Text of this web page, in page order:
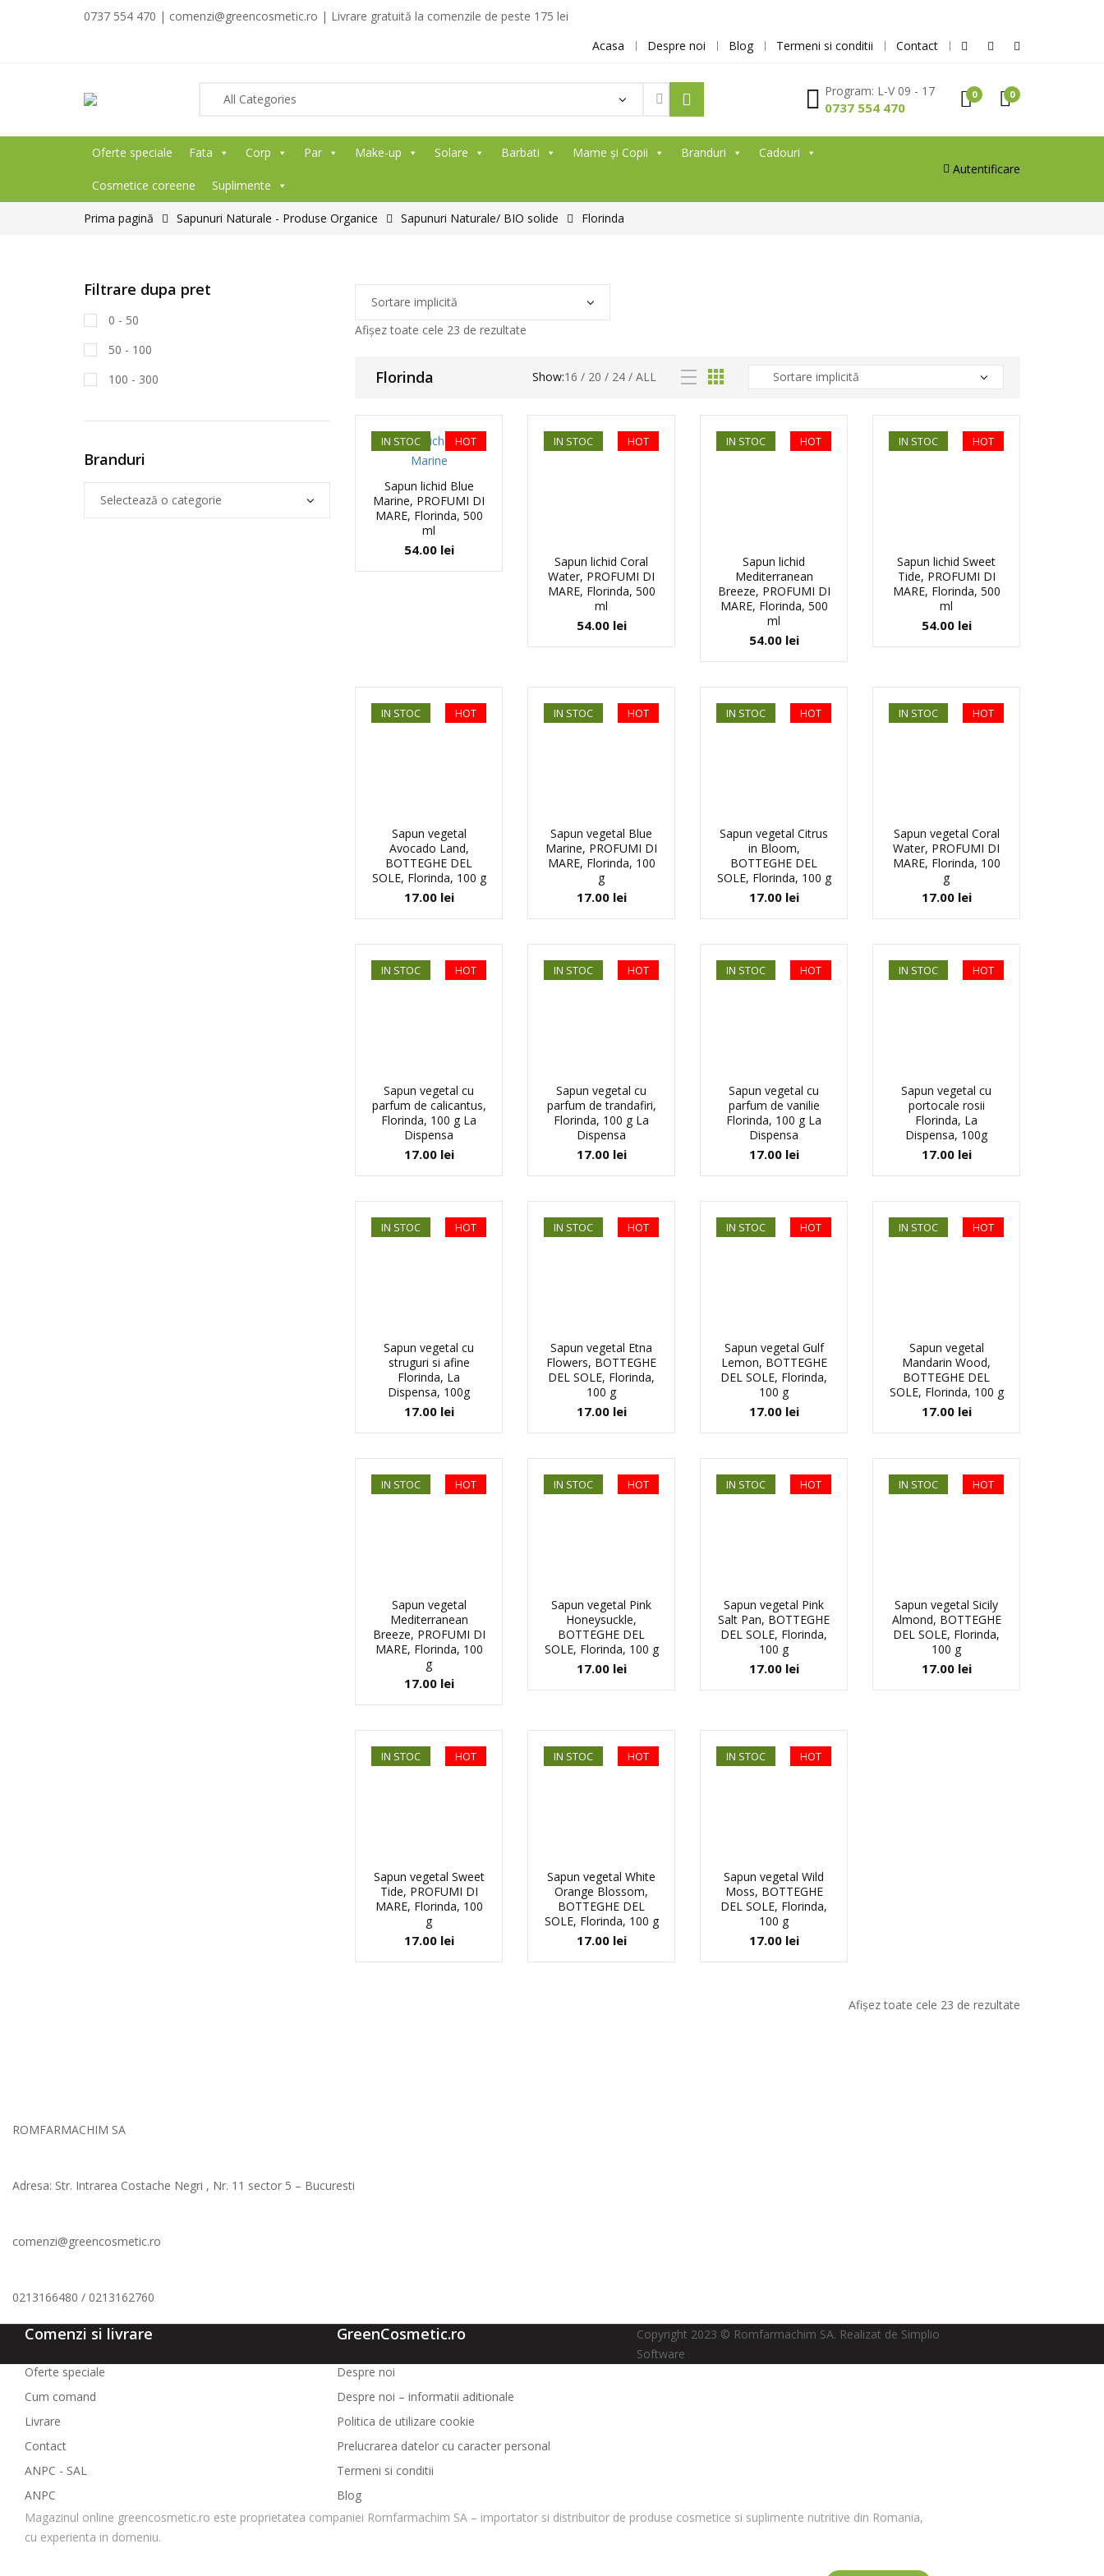
0737 554 470 | comenzi@greencosmetic.ro | Livrare gratuită la comenzile de peste 175 lei
Acasa
Despre noi Blog Termeni si conditii Contact
Products
Program: L-V 09 - 17
0737 554 470
0 0
Oferte speciale Fata Corp Par Make-up Solare Barbati Mame și Copii Branduri Cadouri
Cosmetice coreene Suplimente
Autentificare
Prima pagină Sapunuri Naturale - Produse Organice Sapunuri Naturale/ BIO solide Florinda
Afișez toate cele 23 de rezultate
Florinda Show:16 / 20 / 24 / ALL
HOT
IN STOC
Sapun lichid Blue
Marine, PROFUMI DI
MARE, Florinda, 500
ml
54.00 lei
HOT
IN STOC
Sapun lichid Coral
Water, PROFUMI DI
MARE, Florinda, 500
ml
54.00 lei
HOT
IN STOC
Sapun lichid
Mediterranean
Breeze, PROFUMI DI
MARE, Florinda, 500
ml
54.00 lei
HOT
IN STOC
Sapun lichid Sweet
Tide, PROFUMI DI
MARE, Florinda, 500
ml
54.00 lei
HOT
IN STOC
Sapun vegetal
Avocado Land,
BOTTEGHE DEL
SOLE, Florinda, 100 g
17.00 lei
HOT
IN STOC
Sapun vegetal Blue
Marine, PROFUMI DI
MARE, Florinda, 100
g
17.00 lei
HOT
IN STOC
Sapun vegetal Citrus
in Bloom,
BOTTEGHE DEL
SOLE, Florinda, 100 g
17.00 lei
HOT
IN STOC
Sapun vegetal Coral
Water, PROFUMI DI
MARE, Florinda, 100
g
17.00 lei
HOT
IN STOC
Sapun vegetal cu
parfum de calicantus,
Florinda, 100 g La
Dispensa
17.00 lei
HOT
IN STOC
Sapun vegetal cu
parfum de trandafiri,
Florinda, 100 g La
Dispensa
17.00 lei
HOT
IN STOC
Sapun vegetal cu
parfum de vanilie
Florinda, 100 g La
Dispensa
17.00 lei
HOT
IN STOC
Sapun vegetal cu
portocale rosii
Florinda, La
Dispensa, 100g
17.00 lei
HOT
IN STOC
Sapun vegetal cu
struguri si afine
Florinda, La
Dispensa, 100g
17.00 lei
HOT
IN STOC
Sapun vegetal Etna
Flowers, BOTTEGHE
DEL SOLE, Florinda,
100 g
17.00 lei
HOT
IN STOC
Sapun vegetal Gulf
Lemon, BOTTEGHE
DEL SOLE, Florinda,
100 g
17.00 lei
HOT
IN STOC
Sapun vegetal
Mandarin Wood,
BOTTEGHE DEL
SOLE, Florinda, 100 g
17.00 lei
HOT
IN STOC
Sapun vegetal
Mediterranean
Breeze, PROFUMI DI
MARE, Florinda, 100
g
17.00 lei
HOT
IN STOC
Sapun vegetal Pink
Honeysuckle,
BOTTEGHE DEL
SOLE, Florinda, 100 g
17.00 lei
HOT
IN STOC
Sapun vegetal Pink
Salt Pan, BOTTEGHE
DEL SOLE, Florinda,
100 g
17.00 lei
HOT
IN STOC
Sapun vegetal Sicily
Almond, BOTTEGHE
DEL SOLE, Florinda,
100 g
17.00 lei
HOT
IN STOC
Sapun vegetal Sweet
Tide, PROFUMI DI
MARE, Florinda, 100
g
17.00 lei
HOT
IN STOC
Sapun vegetal White
Orange Blossom,
BOTTEGHE DEL
SOLE, Florinda, 100 g
17.00 lei
HOT
IN STOC
Sapun vegetal Wild
Moss, BOTTEGHE
DEL SOLE, Florinda,
100 g
17.00 lei
Afișez toate cele 23 de rezultate
Filtrare dupa pret
0 - 50
50 - 100
100 - 300
Branduri
ROMFARMACHIM SA
Adresa: Str. Intrarea Costache Negri , Nr. 11 sector 5 – Bucuresti
comenzi@greencosmetic.ro
0213166480 / 0213162760
Comenzi si livrare
Oferte speciale
Cum comand
Livrare
Contact
ANPC - SAL
ANPC
GreenCosmetic.ro
Despre noi
Despre noi – informatii aditionale
Politica de utilizare cookie
Prelucrarea datelor cu caracter personal
Termeni si conditii
Blog
Magazinul online greencosmetic.ro este proprietatea companiei Romfarmachim SA – importator si distribuitor de produse cosmetice si suplimente nutritive din Romania,
cu experienta in domeniu.
Copyright 2023 © Romfarmachim SA. Realizat de Simplio
Software